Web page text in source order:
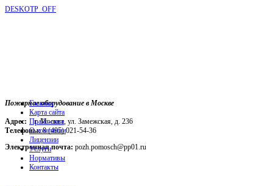
DESKOTP_OFF
Пожарное оборудование в Москве
Адрес: г. Москва, ул. Замежская, д. 236
Телефоны:8 (495) 021-54-36
Электронная почта: pozh.pomosch@pp01.ru
Главная
Карта сайта
Прайс-лист
О компании
Лицензии
Услуги
Нормативы
Контакты